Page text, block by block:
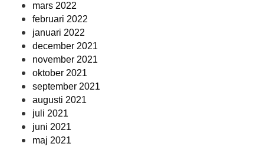
mars 2022
februari 2022
januari 2022
december 2021
november 2021
oktober 2021
september 2021
augusti 2021
juli 2021
juni 2021
maj 2021